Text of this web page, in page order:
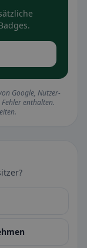
Google, Nutzer-
enthalten.